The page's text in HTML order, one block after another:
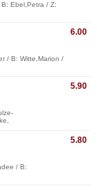
Ebel,Petra / Z:
6.00
/ B: Witte,Marion /
5.90
5.80
/ B: